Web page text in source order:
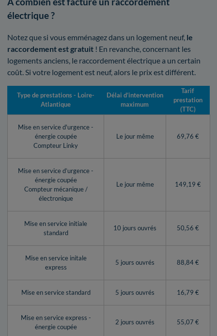
électrique ?
Notez que si vous emménagez dans un logement neuf, le
raccordement est gratuit ! En revanche, concernant les
logements anciens, le raccordement électrique a un certain
coût. Si votre logement est neuf, alors le prix est différent.
Type de prestations - Loire-
Atlantique
Délai d’intervention
maximum
Tarif
prestation
(TTC)
Mise en service d'urgence -
énergie coupée
Compteur Linky
Le jour même 69,76 €
Mise en service d’urgence -
énergie coupée
Compteur mécanique /
électronique
Le jour même 149,19 €
Mise en service initiale
standard
10 jours ouvrés 50,56 €
Mise en service initale
express
5 jours ouvrés 88,84 €
Mise en service standard 5 jours ouvrés 16,79 €
Mise en service express -
énergie coupée
2 jours ouvrés 55,07 €